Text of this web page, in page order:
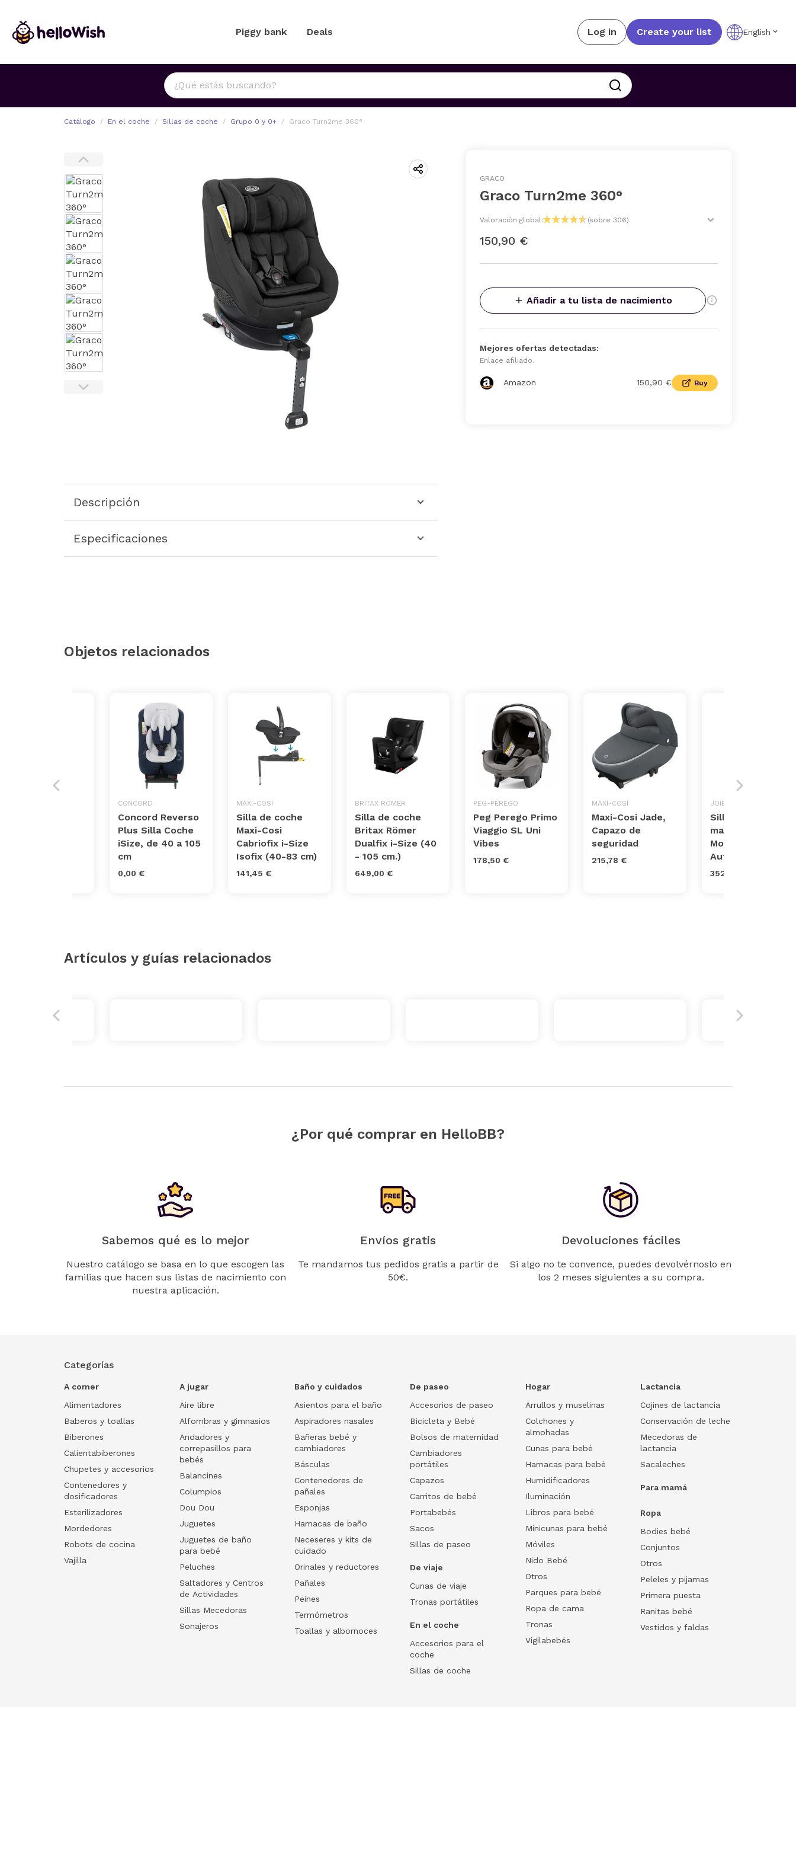
Piggy bank Deals Log in Create your list English
Catálogo En el coche Sillas de coche Grupo 0 y 0+ Graco Turn2me 360°
Descripción
Especificaciones
GRACO
Graco Turn2me 360°
Valoración global: (sobre 306)
150,90 €
Añadir a tu lista de nacimiento
Mejores ofertas detectadas:
Enlace afiliado.
Amazon 150,90 € Buy
Objetos relacionados
CONCORD
Concord Reverso
Plus Silla Coche
iSize, de 40 a 105
cm
0,00 €
MAXI-COSI
Silla de coche
Maxi-Cosi
Cabriofix i-Size
Isofix (40-83 cm)
141,45 €
BRITAX RÖMER
Silla de coche
Britax Römer
Dualfix i-Size (40
- 105 cm.)
649,00 €
PEG-PÉREGO
Peg Perego Primo
Viaggio SL Uni
Vibes
178,50 €
MAXI-COSI
Maxi-Cosi Jade,
Capazo de
seguridad
215,78 €
JOIE
Sillas de coche
marca Joie.
Modelo Siège
Auto Spin 360
352,40 €
Artículos y guías relacionados
¿Por qué comprar en HelloBB?
Sabemos qué es lo mejor
Nuestro catálogo se basa en lo que escogen las
familias que hacen sus listas de nacimiento con
nuestra aplicación.
Envíos gratis
Te mandamos tus pedidos gratis a partir de
50€.
Devoluciones fáciles
Si algo no te convence, puedes devolvérnoslo en
los 2 meses siguientes a su compra.
Categorías
A comer
Alimentadores
Baberos y toallas
Biberones
Calientabiberones
Chupetes y accesorios
Contenedores y
dosificadores
Esterilizadores
Mordedores
Robots de cocina
Vajilla
A jugar
Aire libre
Alfombras y gimnasios
Andadores y
correpasillos para
bebés
Balancines
Columpios
Dou Dou
Juguetes
Juguetes de baño
para bebé
Peluches
Saltadores y Centros
de Actividades
Sillas Mecedoras
Sonajeros
Baño y cuidados
Asientos para el baño
Aspiradores nasales
Bañeras bebé y
cambiadores
Básculas
Contenedores de
pañales
Esponjas
Hamacas de baño
Neceseres y kits de
cuidado
Orinales y reductores
Pañales
Peines
Termómetros
Toallas y albornoces
De paseo
Accesorios de paseo
Bicicleta y Bebé
Bolsos de maternidad
Cambiadores
portátiles
Capazos
Carritos de bebé
Portabebés
Sacos
Sillas de paseo
De viaje
Cunas de viaje
Tronas portátiles
En el coche
Accesorios para el
coche
Sillas de coche
Hogar
Arrullos y muselinas
Colchones y
almohadas
Cunas para bebé
Hamacas para bebé
Humidificadores
Iluminación
Libros para bebé
Minicunas para bebé
Móviles
Nido Bebé
Otros
Parques para bebé
Ropa de cama
Tronas
Vigilabebés
Lactancia
Cojines de lactancia
Conservación de leche
Mecedoras de
lactancia
Sacaleches
Para mamá
Ropa
Bodies bebé
Conjuntos
Otros
Peleles y pijamas
Primera puesta
Ranitas bebé
Vestidos y faldas